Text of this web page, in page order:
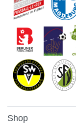
Shop